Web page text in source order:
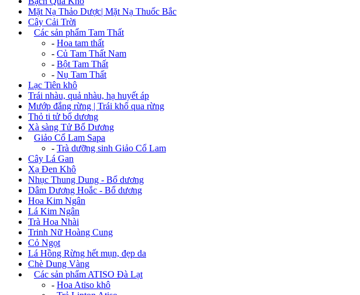
Mặt Nạ Thảo Dược| Mặt Nạ Thuốc Bắc
Cây Cải Trời
Các sản phẩm Tam Thất
- Hoa tam thất
- Củ Tam Thất Nam
- Bột Tam Thất
- Nụ Tam Thất
Lạc Tiên khô
Trái nhàu, quả nhàu, hạ huyết áp
Mướp đắng rừng | Trái khổ qua rừng
Thỏ ti tử bổ dương
Xà sàng Tử Bổ Dương
Giảo Cổ Lam Sapa
- Trà dưỡng sinh Giảo Cổ Lam
Cây Lá Gan
Xạ Đen Khô
Nhục Thung Dung - Bổ dương
Dâm Dương Hoắc - Bổ dương
Hoa Kim Ngân
Lá Kim Ngân
Trà Hoa Nhài
Trinh Nữ Hoàng Cung
Cỏ Ngọt
Lá Hồng Rừng hết mụn, đẹp da
Chè Dung Vàng
Các sản phẩm ATISO Đà Lạt
- Hoa Atiso khô